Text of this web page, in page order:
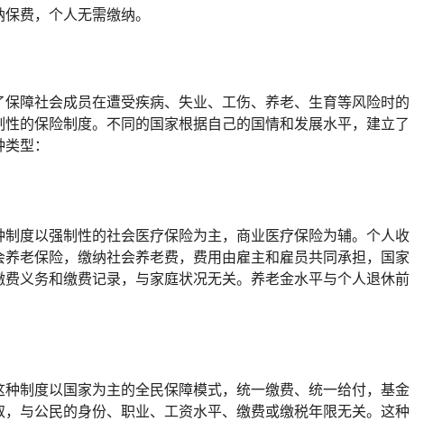
费，个人无需缴纳。
障社会成员在遭受疾病、失业、工伤、养老、生育等风险时的
的保险制度。不同的国家根据自己的国情和发展水平，建立了
型：
度以强制性的社会医疗保险为主，商业医疗保险为辅。个人收
老保险，缴纳社会养老费，费用由雇主和雇员共同承担，国家
义务和缴费记录，与家庭状况无关。养老金水平与个人退休前
制度以国家为主的全民保障模式，统一缴费、统一给付，基金
与公民的身份、职业、工资水平、缴费或缴税年限无关。这种